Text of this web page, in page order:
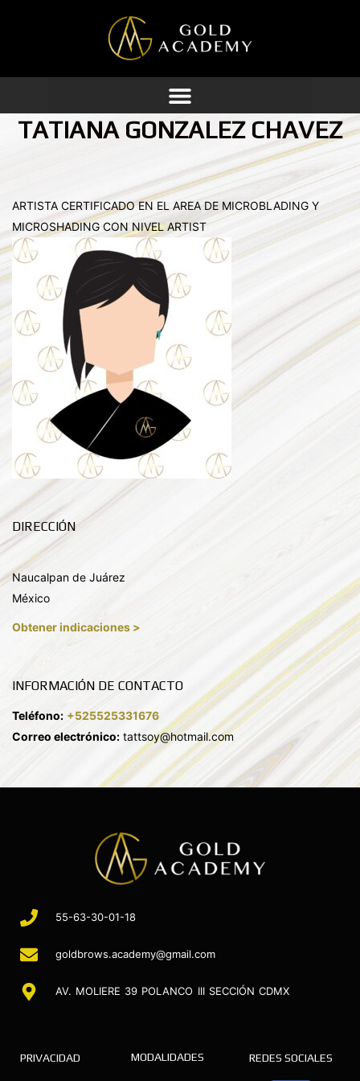
contenido
TATIANA GONZALEZ CHAVEZ
ARTISTA CERTIFICADO EN EL AREA DE MICROBLADING Y
MICROSHADING CON NIVEL ARTIST
DIRECCIÓN
Naucalpan de Juárez
México
Obtener indicaciones >
INFORMACIÓN DE CONTACTO
Teléfono: +525525331676
Correo electrónico: tattsoy@hotmail.com
55-63-30-01-18
goldbrows.academy@gmail.com
AV. MOLIERE 39 POLANCO III SECCIÓN CDMX
PRIVACIDAD MODALIDADES REDES SOCIALES